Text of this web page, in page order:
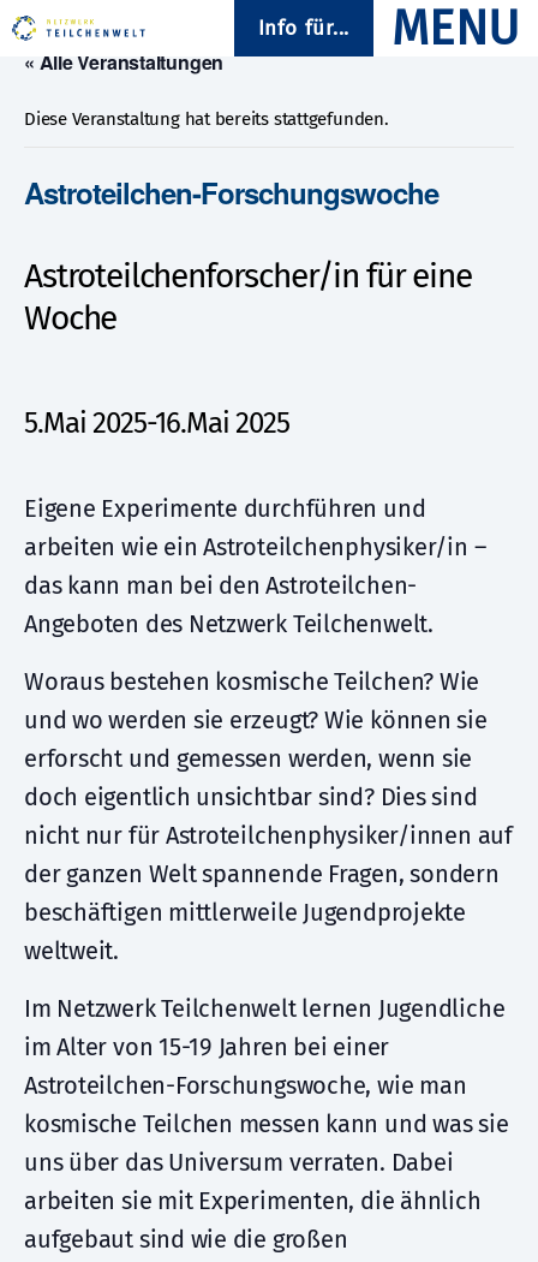
Info für...
« Alle Veranstaltungen
Diese Veranstaltung hat bereits stattgefunden.
Astroteilchen-Forschungswoche
Astroteilchenforscher/in für eine
Woche
5.Mai 2025-16.Mai 2025
Eigene Experimente durchführen und
arbeiten wie ein Astroteilchenphysiker/in –
das kann man bei den Astroteilchen-
Angeboten des Netzwerk Teilchenwelt.
Woraus bestehen kosmische Teilchen? Wie
und wo werden sie erzeugt? Wie können sie
erforscht und gemessen werden, wenn sie
doch eigentlich unsichtbar sind? Dies sind
nicht nur für Astroteilchenphysiker/innen auf
der ganzen Welt spannende Fragen, sondern
beschäftigen mittlerweile Jugendprojekte
weltweit.
Im Netzwerk Teilchenwelt lernen Jugendliche
im Alter von 15-19 Jahren bei einer
Astroteilchen-Forschungswoche, wie man
kosmische Teilchen messen kann und was sie
uns über das Universum verraten. Dabei
arbeiten sie mit Experimenten, die ähnlich
aufgebaut sind wie die großen